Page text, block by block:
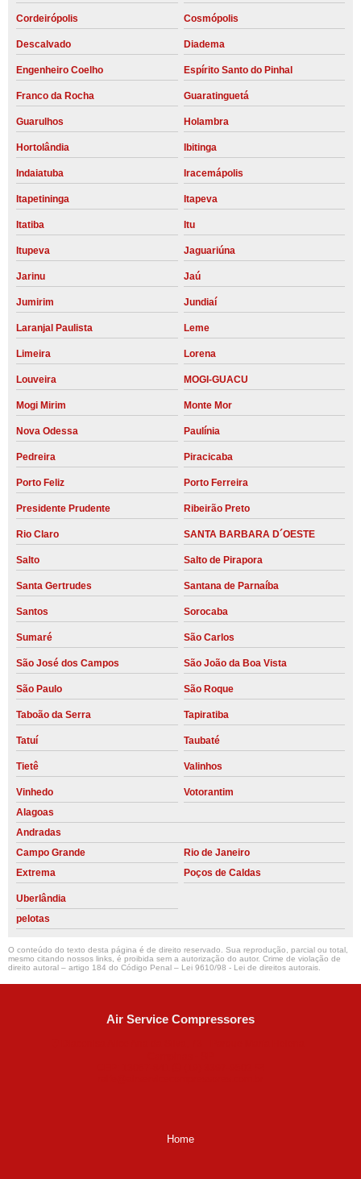
Cordeirópolis Cosmópolis
Descalvado Diadema
Engenheiro Coelho Espírito Santo do Pinhal
Franco da Rocha Guaratinguetá
Guarulhos Holambra
Hortolândia Ibitinga
Indaiatuba Iracemápolis
Itapetininga Itapeva
Itatiba Itu
Itupeva Jaguariúna
Jarinu Jaú
Jumirim Jundiaí
Laranjal Paulista Leme
Limeira Lorena
Louveira MOGI-GUACU
Mogi Mirim Monte Mor
Nova Odessa Paulínia
Pedreira Piracicaba
Porto Feliz Porto Ferreira
Presidente Prudente Ribeirão Preto
Rio Claro SANTA BARBARA D´OESTE
Salto Salto de Pirapora
Santa Gertrudes Santana de Parnaíba
Santos Sorocaba
Sumaré São Carlos
São José dos Campos São João da Boa Vista
São Paulo São Roque
Taboão da Serra Tapiratiba
Tatuí Taubaté
Tietê Valinhos
Vinhedo
Votorantim
Alagoas
Andradas
Campo Grande
Rio de Janeiro
Extrema
Poços de Caldas
Uberlândia
pelotas
O conteúdo do texto desta página é de direito reservado. Sua reprodução, parcial ou total,
mesmo citando nossos links, é proibida sem a autorização do autor. Crime de violação de
direito autoral – artigo 184 do Código Penal – Lei 9610/98 - Lei de direitos autorais.
Air Service Compressores
Home